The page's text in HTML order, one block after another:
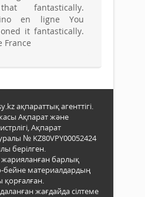
fantastically.
en ligne You
it fantastically.
France
ақпараттық агенттігі.
Ақпарат және
Ақпарат
№ KZ80VPY00052424
берілген.
жарияланған барлық
бейне материалдардың
қорғалған.
жағдайда сілтеме